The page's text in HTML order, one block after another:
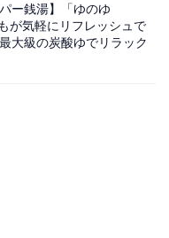
ー銭湯】「ゆのゆ
が気軽にリフレッシュで
大級の炭酸ゆでリラック